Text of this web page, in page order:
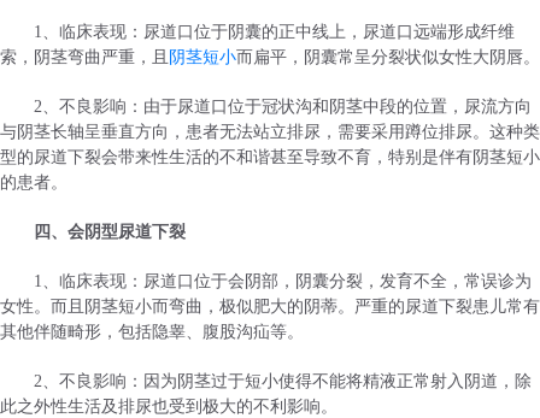
1、临床表现：尿道口位于阴囊的正中线上，尿道口远端形成纤维
索，阴茎弯曲严重，且 阴茎短小而扁平，阴囊常呈分裂状似女性大阴唇。
2、不良影响：由于尿道口位于冠状沟和阴茎中段的位置，尿流方向
与阴茎长轴呈垂直方向，患者无法站立排尿，需要采用蹲位排尿。这种类
型的尿道下裂会带来性生活的不和谐甚至导致不育，特别是伴有阴茎短小
的患者。
四、会阴型尿道下裂
1、临床表现：尿道口位于会阴部，阴囊分裂，发育不全，常误诊为
女性。而且阴茎短小而弯曲，极似肥大的阴蒂。严重的尿道下裂患儿常有
其他伴随畸形，包括隐睾、腹股沟疝等。
2、不良影响：因为阴茎过于短小使得不能将精液正常射入阴道，除
此之外性生活及排尿也受到极大的不利影响。